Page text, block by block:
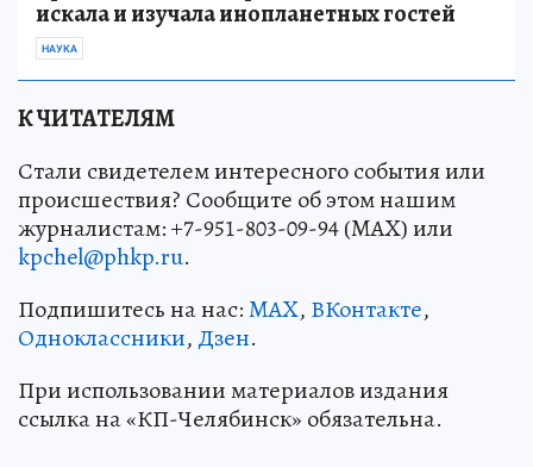
искала и изучала инопланетных гостей
НАУКА
К ЧИТАТЕЛЯМ
Стали свидетелем интересного события или
происшествия? Сообщите об этом нашим
журналистам: +7-951-803-09-94 (MAX) или
kpchel@phkp.ru.
Подпишитесь на нас:MAX, ВКонтакте,
Одноклассники, Дзен.
При использовании материалов издания
ссылка на «КП-Челябинск» обязательна.